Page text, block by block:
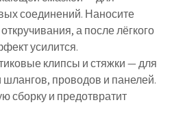
соединений. Наносите
а после лёгкого
усилится.
клипсы и стяжки— для
проводов и панелей.
сборку и предотвратит